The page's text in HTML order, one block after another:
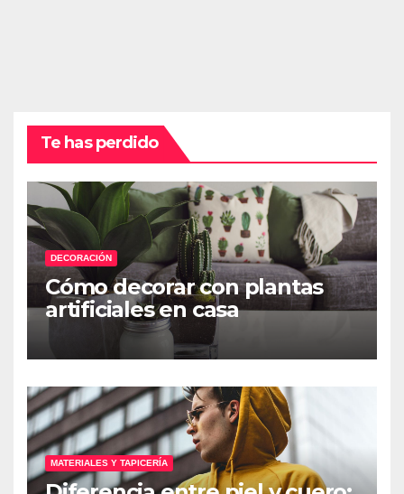
Te has perdido
DECORACIÓN
Cómo decorar con plantas
artificiales en casa
MATERIALES Y TAPICERÍA